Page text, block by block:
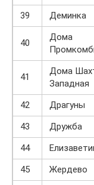
39
Деминка
40
Дома
41
Дома
Западная
42 Драгуны
43
Дружба
44
45
Жердево